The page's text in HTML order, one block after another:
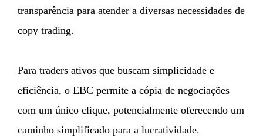
transparência para atender a diversas necessidades de
copy trading.
Para traders ativos que buscam simplicidade e
eficiência, o EBC permite a cópia de negociações
com um único clique, potencialmente oferecendo um
caminho simplificado para a lucratividade.